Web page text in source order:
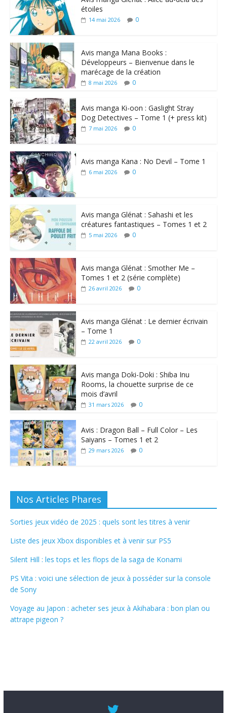
étoiles
14 mai 2026 0
Avis manga Mana Books :
Développeurs – Bienvenue dans le
marécage de la création
8 mai 2026 0
Avis manga Ki-oon : Gaslight Stray
Dog Detectives – Tome 1 (+ press kit)
7 mai 2026 0
Avis manga Kana : No Devil – Tome 1
6 mai 2026 0
Avis manga Glénat : Sahashi et les
créatures fantastiques – Tomes 1 et 2
5 mai 2026 0
Avis manga Glénat : Smother Me –
Tomes 1 et 2 (série complète)
26 avril 2026 0
Avis manga Glénat : Le dernier écrivain
– Tome 1
22 avril 2026 0
Avis manga Doki-Doki : Shiba Inu
Rooms, la chouette surprise de ce
mois d’avril
31 mars 2026 0
Avis : Dragon Ball – Full Color – Les
Saiyans – Tomes 1 et 2
29 mars 2026 0
Nos Articles Phares
Sorties jeux vidéo de 2025 : quels sont les titres à venir
Liste des jeux Xbox disponibles et à venir sur PS5
Silent Hill : les tops et les flops de la saga de Konami
PS Vita : voici une sélection de jeux à posséder sur la console
de Sony
Voyage au Japon : acheter ses jeux à Akihabara : bon plan ou
attrape pigeon ?